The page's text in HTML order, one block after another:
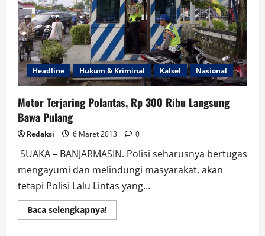
Headline Hukum & Kriminal Kalsel Nasional
Motor Terjaring Polantas, Rp 300 Ribu Langsung
Bawa Pulang
Redaksi 6 Maret 2013 0
​ SUAKA – BANJARMASIN. Polisi seharusnya bertugas
mengayumi dan melindungi masyarakat, akan
tetapi Polisi Lalu Lintas yang...
Baca selengkapnya!Read
more